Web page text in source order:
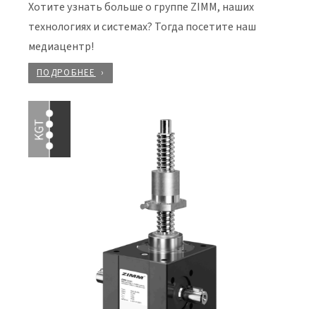
Хотите узнать больше о группе ZIMM, наших
технологиях и системах? Тогда посетите наш
медиацентр!
ПОДРОБНЕЕ